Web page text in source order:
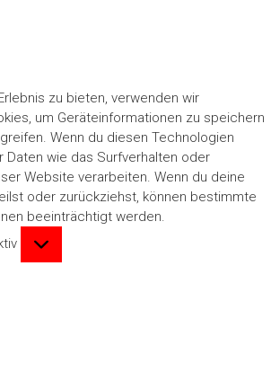
zu bieten, verwenden wir
um Geräteinformationen zu speichern
Wenn du diesen Technologien
Daten wie das Surfverhalten oder
Website verarbeiten. Wenn du deine
oder zurückziehst, können bestimmte
beeinträchtigt werden.